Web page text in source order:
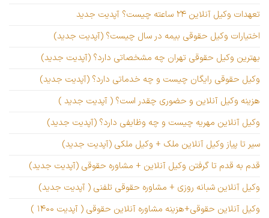
تعهدات وکیل آنلاین ۲۴ ساعته چیست؟ آپدیت جدید
اختیارات وکیل حقوقی بیمه در سال چیست؟ (آپدیت جدید)
بهترین وکیل حقوقی تهران چه مشخصاتی دارد؟ (آپدیت جدید)
وکیل حقوقی رایگان چیست و چه خدماتی دارد؟ (آپدیت جدید)
هزینه وکیل آنلاین و حضوری چقدر است؟ ( آپدیت جدید )
وکیل آنلاین مهریه چیست و چه وظایفی دارد؟ (آپدیت جدید)
سیر تا پیاز وکیل آنلاین ملک + وکیل ملکی (آپدیت جدید)
قدم به قدم تا گرفتن وکیل آنلاین + مشاوره حقوقی (آپدیت جدید)
وکیل آنلاین شبانه روزی + مشاوره حقوقی تلفنی ( آپدیت جدید)
وکیل آنلاین حقوقی+هزینه مشاوره آنلاین حقوقی ( آپدیت ۱۴۰۰ )